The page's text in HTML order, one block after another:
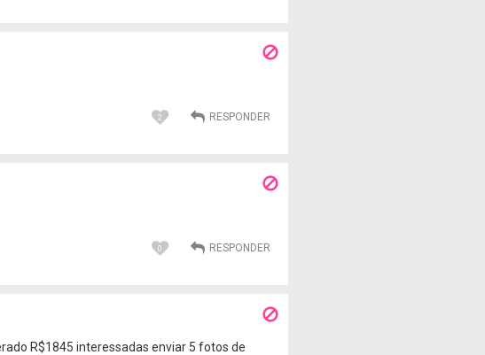
2
0
R$1845 interessadas enviar 5 fotos de